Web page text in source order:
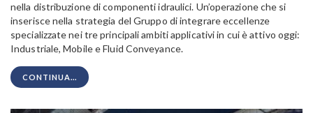
nella distribuzione di componenti idraulici. Un’operazione che si
inserisce nella strategia del Gruppo di integrare eccellenze
specializzate nei tre principali ambiti applicativi in cui è attivo oggi:
Industriale, Mobile e Fluid Conveyance.
CONTINUA...